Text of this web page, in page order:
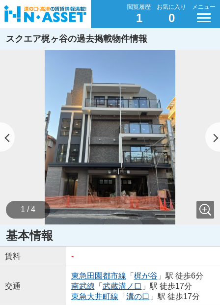
閲覧履歴
1
お気に入り
0
メニュー
スクエア梶ヶ谷の過去掲載物件情報
1 / 4
基本情報
賃料 -
交通
東急田園都市線 「 梶が谷 」駅 徒歩6分
南武線 「 武蔵溝ノ口 」駅 徒歩17分
東急大井町線 「 溝の口 」駅 徒歩17分